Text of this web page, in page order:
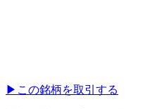
▶︎ この銘柄を取引する